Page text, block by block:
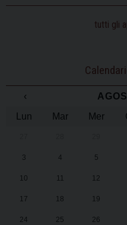
tutti gli
‹
Lun
Mar Mer
3 4 5
10 11 12
17 18 19
24 25 26